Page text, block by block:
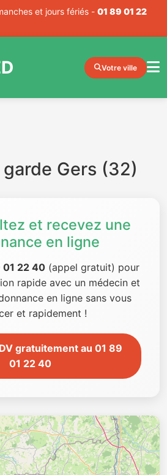
et jours fériés - 01 89 01 22
Votre ville
Gers (32)
et recevez une
en ligne
01 22 40(appel gratuit) pour
rapide avec un médecin et
en ligne sans vous
et rapidement !
gratuitement au 01 89
01 22 40